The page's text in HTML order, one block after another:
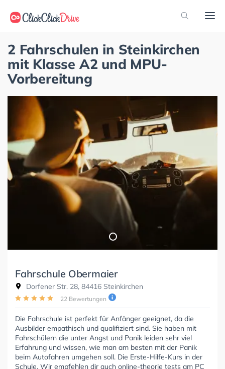
2 Fahrschulen in Steinkirchen
mit Klasse A2 und MPU-
Vorbereitung
Fahrschule Obermaier
Dorfener Str. 28, 84416 Steinkirchen
22 Bewertungen
Die Fahrschule ist perfekt für Anfänger geeignet, da die
Ausbilder empathisch und qualifiziert sind. Sie haben mit
Fahrschülern die unter Angst und Panik leiden sehr viel
Erfahrung und wissen, wie man am besten mit der Panik
beim Autofahren umgehen soll. Die Erste-Hilfe-Kurs in der
Schule. Wir empfehlen dir auch online-theorie tests am PC